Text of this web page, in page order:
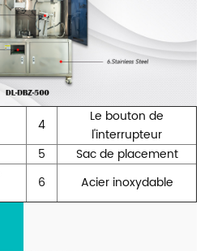
4
Le bouton de
l'interrupteur
5
Sac de placement
6 Acier inoxydable